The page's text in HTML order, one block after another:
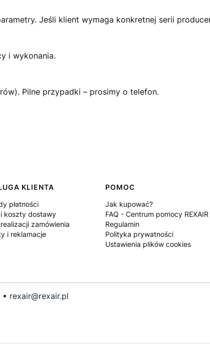
Jeśli klient wymaga konkretnej serii
i wykonania.
Pilne przypadki – prosimy o telefon.
KLIENTA
płatności
koszty dostawy
zamówienia
i reklamacje
POMOC
Jak kupować?
FAQ - Centrum pomocy REXAIR
Regulamin
Polityka prywatności
Ustawienia plików cookies
• rexair@rexair.pl